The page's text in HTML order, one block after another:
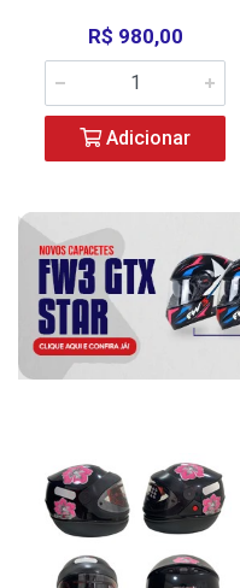
R$ 980,00
Adicionar